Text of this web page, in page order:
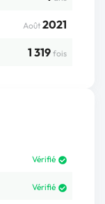
Août 2021
1 319 fois
Vérifié
Vérifié